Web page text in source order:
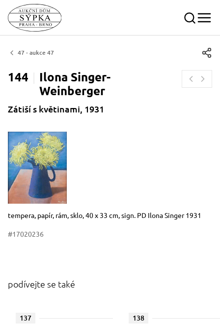
47 - aukce 47
144 Ilona Singer-
Weinberger
Zátiší s květinami, 1931
Rozměry
Stručný popis předmětu
tempera, papír, rám, sklo, 40 x 33 cm, sign. PD Ilona Singer 1931
#17020236
podívejte se také
137 138